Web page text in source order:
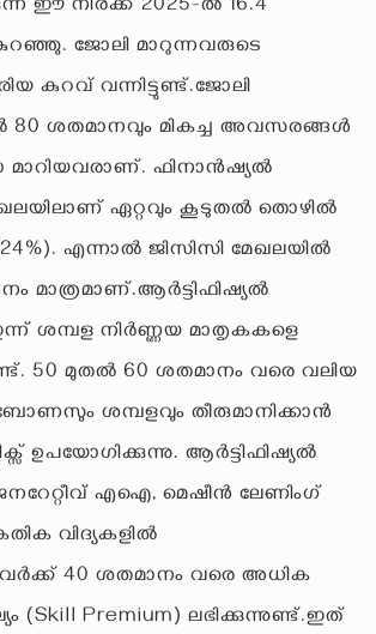
ഈ നിരക്ക് 2025-ൽ 16.4
ജോലി മാറുന്നവരുടെ
കുറവ് വന്നിട്ടുണ്ട്.ജോലി
80 ശതമാനവും മികച്ച അവസരങ്ങൾ
മാറിയവരാണ്. ഫിനാൻഷ്യൽ
ഏറ്റവും കൂടുതൽ തൊഴിൽ
എന്നാൽ ജിസിസി മേഖലയിൽ
മാത്രമാണ്.ആർട്ടിഫിഷ്യൽ
ശമ്പള നിർണ്ണയ മാതൃകകളെ
50 മുതൽ 60 ശതമാനം വരെ വലിയ
ശമ്പളവും തീരുമാനിക്കാൻ
ഉപയോഗിക്കുന്നു. ആർട്ടിഫിഷ്യൽ
എഐ, മെഷീൻ ലേണിംഗ്
വിദ്യകളിൽ
40 ശതമാനം വരെ അധിക
(Skill Premium) ലഭിക്കുന്നുണ്ട്.ഇത്